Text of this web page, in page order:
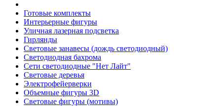
Готовые комплекты
Интерьерные фигуры
Уличная лазерная подсветка
Гирлянды
Световые занавесы (дождь светодиодный)
Светодиодная бахрома
Сети светодиодные "Нет Лайт"
Световые деревья
Электрофейерверки
Объемные фигуры 3D
Световые фигуры (мотивы)